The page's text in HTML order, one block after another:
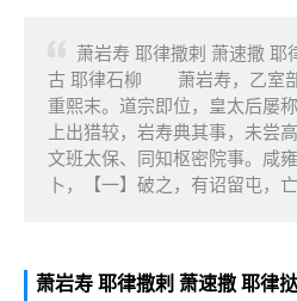
萧岩寿 耶律撒剌 萧速撒 耶
古 耶律石柳 萧岩寿，乙室
重熙末。道宗即位，皇太后
上出猎较，岩寿典其事，未尝
文班太保、同知枢密院事。咸
卜，【一】破之，有诏留屯，
萧岩寿 耶律撒剌 萧速撒 耶律